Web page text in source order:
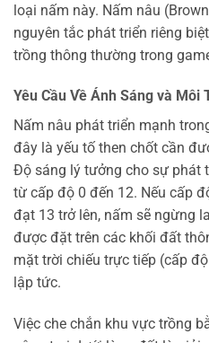
loại nấm này. Nấm nâu
nguyên tắc phát triển riêng
trồng thông thường trong
Yêu Cầu Về Ánh Sáng và Môi
Nấm nâu phát triển mạnh
đây là yếu tố then chốt cần
Độ sáng lý tưởng cho sự phát
từ cấp độ 0 đến 12. Nếu cấp
đạt 13 trở lên, nấm sẽ ngừng
được đặt trên các khối đất
mặt trời chiếu trực tiếp (cấp
lập tức.
Việc che chắn khu vực trồng